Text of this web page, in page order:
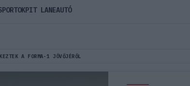
A FORMA-1 JÖVŐJÉRŐL
PIT LANEAUTÓ